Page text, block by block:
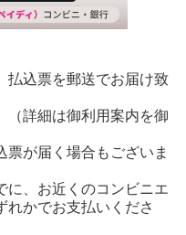
払込票を郵送でお届け致
詳細は御利用案内を御
が届く場合もございま
に、お近くのコンビニエ
れかでお支払いくださ